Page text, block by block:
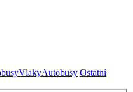
VlakyAutobusy Ostatní